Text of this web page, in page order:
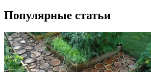
Популярные статьи